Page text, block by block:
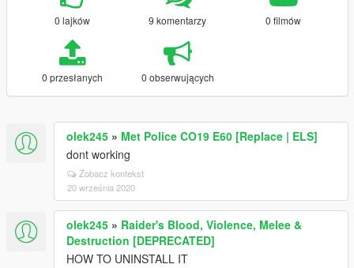
0 lajków 9 komentarzy 0 filmów
0 przesłanych 0 obserwujących
olek245 » Met Police CO19 E60 [Replace | ELS]
dont working
Zobacz kontekst
20 września 2020
olek245 » Raider's Blood, Violence, Melee &
Destruction [DEPRECATED]
HOW TO UNINSTALL IT